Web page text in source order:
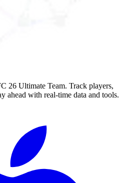
26 Ultimate Team. Track players,
ahead with real-time data and tools.